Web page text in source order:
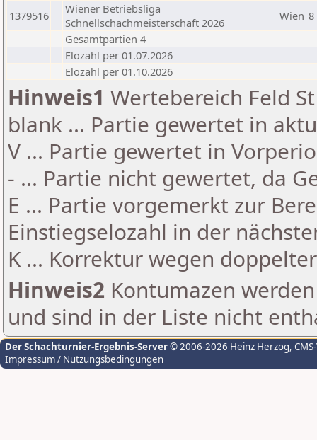
1379516
Wiener Betriebsliga
Schnellschachmeisterschaft 2026
Wien 8
Gesamtpartien 4
Elozahl per 01.07.2026
Elozahl per 01.10.2026
Hinweis1 Wertebereich Feld
blank ... Partie gewertet in
V ... Partie gewertet in
- ... Partie nicht gewertet, da
E ... Partie vorgemerkt zur
Einstiegselozahl in der
K ... Korrektur wegen
Hinweis2 Kontumazen
und sind in der Liste nicht
Der Schachturnier-Ergebnis-Server© 2006-2026 Heinz Herzog,
Impressum / Nutzungsbedingungen